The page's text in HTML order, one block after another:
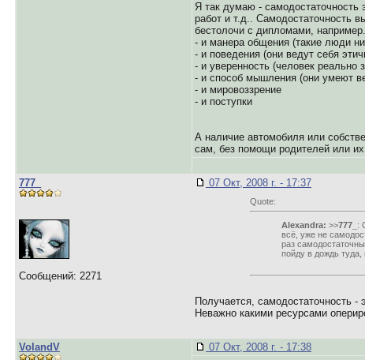
Я так думаю - самодостаточность
работ и т.д.. Самодостаточность
бестолочи с дипломами,
- и манера общения (такие люди
- и поведения (они ведут себя
- и уверенность (человек реально
- и способ мышления (они умеют
- и мировоззрение
- и поступки
А наличие автомобиля или
сам, без помощи родителей или их
777_
Сообщений: 2271
07 Окт, 2008 г. - 17:37
Quote:
Alexandra: >>777_ :
всё, уже не
раз
пойду в дождь туда,
Получается, самодостаточность
Неважно какими ресурсами
VolandV 07 Окт, 2008 г. - 17:38